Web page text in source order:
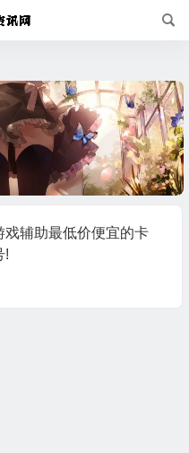
戏辅助最低价便宜的卡
!